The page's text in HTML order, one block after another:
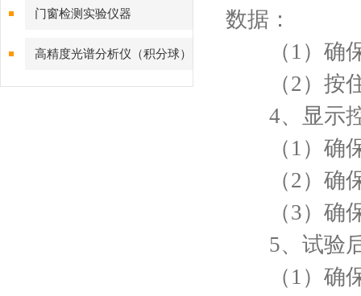
数据：
（1）确保
（2）按住
4、显示控
（1）确保
（2）确保
（3）确保
5、试验后
（1）确保
门窗检测实验仪器
高精度光谱分析仪（积分球）
综合测试系统